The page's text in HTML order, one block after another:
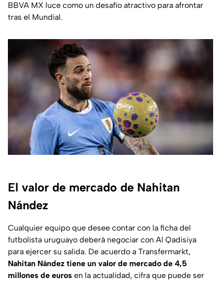
BBVA MX luce como un desafío atractivo para afrontar
tras el Mundial.
El valor de mercado de Nahitan
Nández
Cualquier equipo que desee contar con la ficha del
futbolista uruguayo deberá negociar con Al Qadisiya
para ejercer su salida. De acuerdo a Transfermarkt,
Nahitan Nández tiene un valor de mercado de 4,5
millones de euros en la actualidad, cifra que puede ser